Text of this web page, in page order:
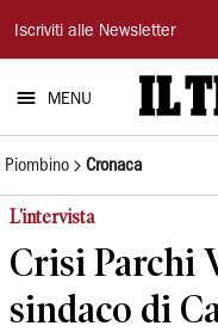
Il
Tirreno
Iscriviti alle Newsletter
MENU
Piombino Cronaca
L'intervista
Crisi Parchi
sindaco di